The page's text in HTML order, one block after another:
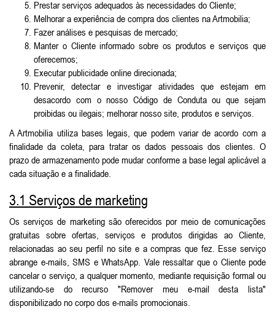
Prestar serviços adequados às necessidades do Cliente;
Melhorar a experiência de compra dos clientes na Artmobilia;
Fazer análises e pesquisas de mercado;
Manter o Cliente informado sobre os produtos e serviços que
oferecemos;
Executar publicidade online direcionada;
Prevenir, detectar e investigar atividades que estejam em
desacordo com o nosso Código de Conduta ou que sejam
proibidas ou ilegais; melhorar nosso site, produtos e serviços.
A Artmobilia utiliza bases legais, que podem variar de acordo com a
finalidade da coleta, para tratar os dados pessoais dos clientes. O
prazo de armazenamento pode mudar conforme a base legal aplicável a
cada situação e a finalidade.
3.1 Serviços de marketing
Os serviços de marketing são oferecidos por meio de comunicações
gratuitas sobre ofertas, serviços e produtos dirigidas ao Cliente,
relacionadas ao seu perfil no site e a compras que fez. Esse serviço
abrange e-mails, SMS e WhatsApp. Vale ressaltar que o Cliente pode
cancelar o serviço, a qualquer momento, mediante requisição formal ou
utilizando-se do recurso "Remover meu e-mail desta lista"
disponibilizado no corpo dos e-mails promocionais.